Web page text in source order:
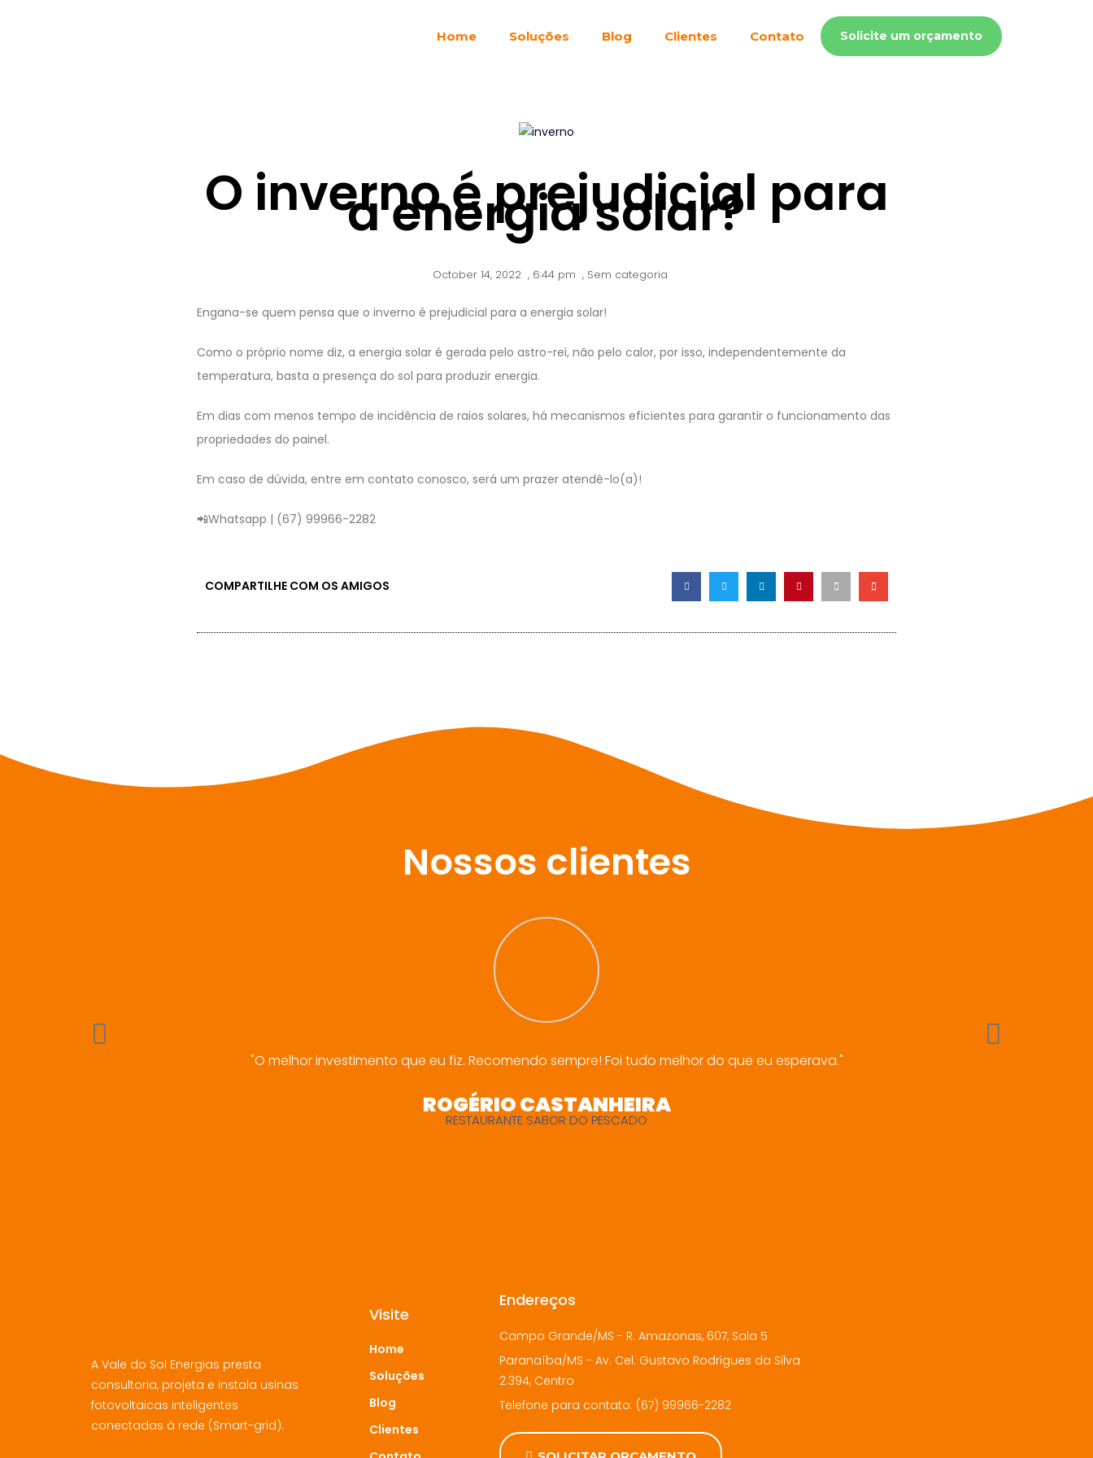
Home Soluções Blog Clientes Contato Solicite um orçamento
O inverno é prejudicial para
a energia solar?
October 14, 2022 , 6:44 pm , Sem categoria
Engana-se quem pensa que o inverno é prejudicial para a energia solar!
Como o próprio nome diz, a energia solar é gerada pelo astro-rei, não pelo calor, por isso, independentemente da
temperatura, basta a presença do sol para produzir energia.
Em dias com menos tempo de incidência de raios solares, há mecanismos eficientes para garantir o funcionamento das
propriedades do painel.
Em caso de dúvida, entre em contato conosco, será um prazer atendê-lo(a)!
📲Whatsapp | (67) 99966-2282⠀⠀⠀
COMPARTILHE COM OS AMIGOS
Nossos clientes
"O melhor investimento que eu fiz. Recomendo sempre! Foi tudo melhor do que eu esperava."
ROGÉRIO CASTANHEIRA
RESTAURANTE SABOR DO PESCADO
A Vale do Sol Energias presta
consultoria, projeta e instala usinas
fotovoltaicas inteligentes
conectadas à rede (Smart-grid).
Visite
Home
Soluções
Blog
Clientes
Endereços
Campo Grande/MS - R. Amazonas, 607, Sala 5
Paranaíba/MS - Av. Cel. Gustavo Rodrigues da Silva
2.394, Centro
Telefone para contato: (67) 99966-2282